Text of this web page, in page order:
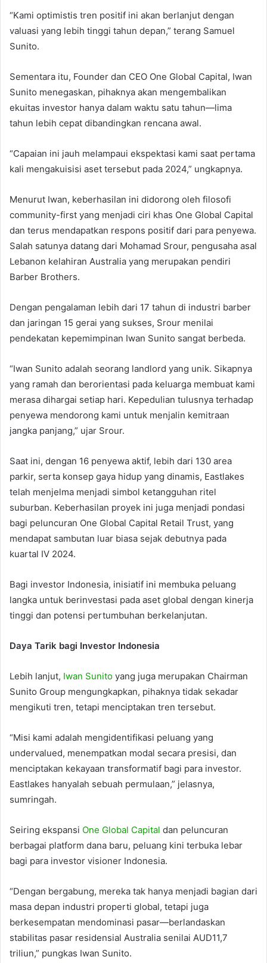
“Kami optimistis tren positif ini akan berlanjut dengan
valuasi yang lebih tinggi tahun depan,” terang Samuel
Sunito.
Sementara itu, Founder dan CEO One Global Capital, Iwan
Sunito menegaskan, pihaknya akan mengembalikan
ekuitas investor hanya dalam waktu satu tahun—lima
tahun lebih cepat dibandingkan rencana awal.
“Capaian ini jauh melampaui ekspektasi kami saat pertama
kali mengakuisisi aset tersebut pada 2024,” ungkapnya.
Menurut Iwan, keberhasilan ini didorong oleh filosofi
community-first yang menjadi ciri khas One Global Capital
dan terus mendapatkan respons positif dari para penyewa.
Salah satunya datang dari Mohamad Srour, pengusaha asal
Lebanon kelahiran Australia yang merupakan pendiri
Barber Brothers.
Dengan pengalaman lebih dari 17 tahun di industri barber
dan jaringan 15 gerai yang sukses, Srour menilai
pendekatan kepemimpinan Iwan Sunito sangat berbeda.
“Iwan Sunito adalah seorang landlord yang unik. Sikapnya
yang ramah dan berorientasi pada keluarga membuat kami
merasa dihargai setiap hari. Kepedulian tulusnya terhadap
penyewa mendorong kami untuk menjalin kemitraan
jangka panjang,” ujar Srour.
Saat ini, dengan 16 penyewa aktif, lebih dari 130 area
parkir, serta konsep gaya hidup yang dinamis, Eastlakes
telah menjelma menjadi simbol ketangguhan ritel
suburban. Keberhasilan proyek ini juga menjadi pondasi
bagi peluncuran One Global Capital Retail Trust, yang
mendapat sambutan luar biasa sejak debutnya pada
kuartal IV 2024.
Bagi investor Indonesia, inisiatif ini membuka peluang
langka untuk berinvestasi pada aset global dengan kinerja
tinggi dan potensi pertumbuhan berkelanjutan.
Daya Tarik bagi Investor Indonesia
Lebih lanjut, Iwan Sunito yang juga merupakan Chairman
Sunito Group mengungkapkan, pihaknya tidak sekadar
mengikuti tren, tetapi menciptakan tren tersebut.
“Misi kami adalah mengidentifikasi peluang yang
undervalued, menempatkan modal secara presisi, dan
menciptakan kekayaan transformatif bagi para investor.
Eastlakes hanyalah sebuah permulaan,” jelasnya,
sumringah.
Seiring ekspansi One Global Capital dan peluncuran
berbagai platform dana baru, peluang kini terbuka lebar
bagi para investor visioner Indonesia.
“Dengan bergabung, mereka tak hanya menjadi bagian dari
masa depan industri properti global, tetapi juga
berkesempatan mendominasi pasar—berlandaskan
stabilitas pasar residensial Australia senilai AUD11,7
triliun,” pungkas Iwan Sunito.